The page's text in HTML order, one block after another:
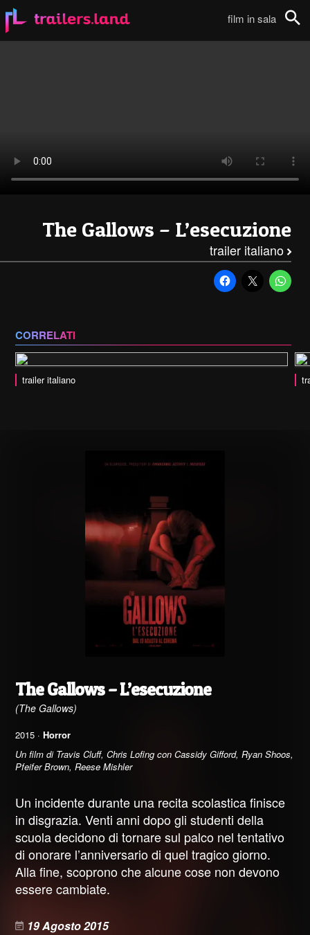
film in sala
The Gallows – L’esecuzione
trailer italiano
CORRELATI
trailer italiano
The Gallows – L’esecuzione
(The Gallows)
2015 · Horror
Un film di Travis Cluff, Chris Lofing con Cassidy Gifford, Ryan Shoos,
Pfeifer Brown, Reese Mishler
Un incidente durante una recita scolastica finisce
in disgrazia. Venti anni dopo gli studenti della
scuola decidono di tornare sul palco nel tentativo
di onorare l’anniversario di quel tragico giorno.
Alla fine, scoprono che alcune cose non devono
essere cambiate.
19 Agosto 2015